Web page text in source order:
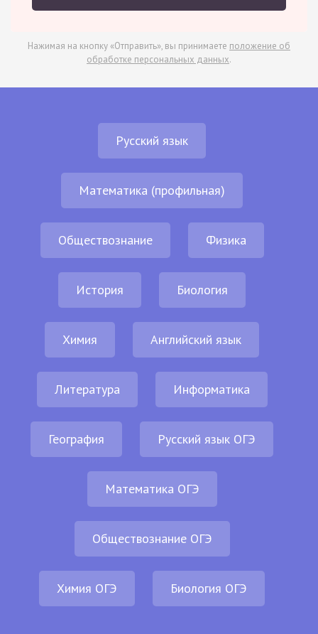
Нажимая на кнопку «Отправить», вы принимаете положение об
обработке персональных данных.
Русский язык
Математика (профильная)
Обществознание Физика
История Биология
Химия Английский язык
Литература Информатика
География Русский язык ОГЭ
Математика ОГЭ
Обществознание ОГЭ
Химия ОГЭ Биология ОГЭ